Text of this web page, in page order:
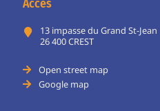
Accès
13 impasse du Grand St-Jean
26 400 CREST
Open street map
Google map